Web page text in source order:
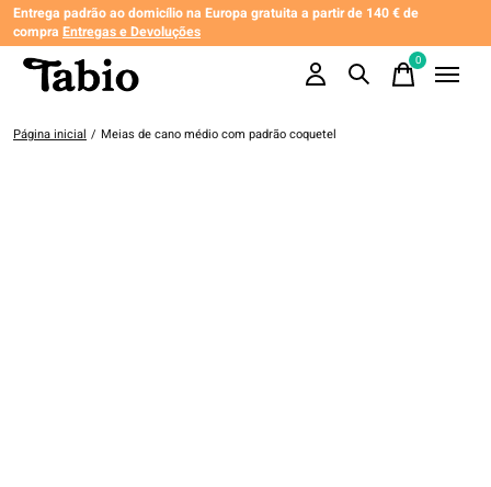
Entrega padrão ao domicílio na Europa gratuita a partir de 140 € de
compra Entregas e Devoluções
0items
Página inicial / Meias de cano médio com padrão coquetel